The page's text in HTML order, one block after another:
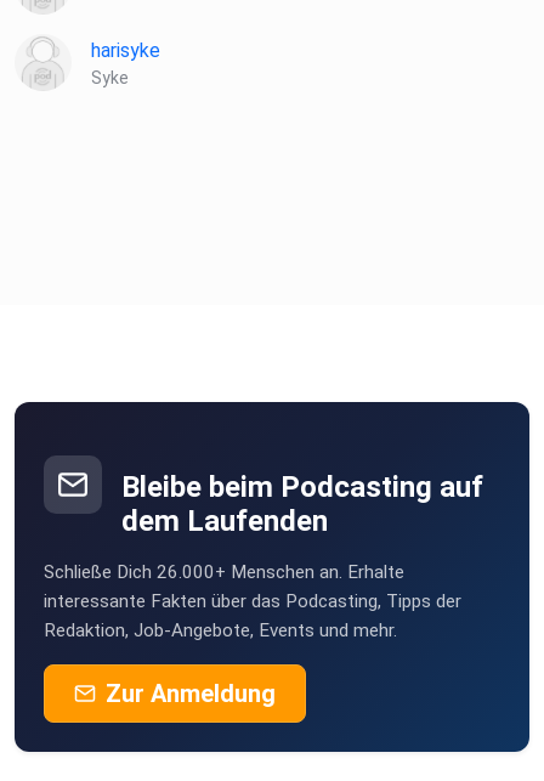
harisyke
Syke
Bleibe beim Podcasting auf
dem Laufenden
Schließe Dich 26.000+ Menschen an. Erhalte
interessante Fakten über das Podcasting, Tipps der
Redaktion, Job-Angebote, Events und mehr.
Zur Anmeldung